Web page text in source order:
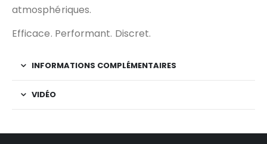
atmosphériques.
Efficace. Performant. Discret.
INFORMATIONS COMPLÉMENTAIRES
VIDÉO